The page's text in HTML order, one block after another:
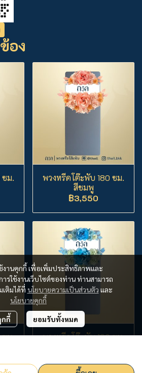
อง
ซม.
พวงหรีดโต๊ะพับ 180 ซม.
สีชมพู
฿3,550
ซม.
พวงหรีดโต๊ะพับ 180 ซม.
งานคุกกี้ เพื่อเพิ่มประสิทธิภาพและ
รใช้งานเว็บไซต์ของท่าน ท่านสามารถ
เติมได้ที่ นโยบายความเป็นส่วนตัว และ
นโยบายคุกกี้
กี้ ยอมรับทั้งหมด